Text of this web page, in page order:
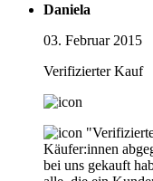
Daniela
03. Februar 2015
Verifizierter Kauf
Käufer:innen
bei uns gekauft